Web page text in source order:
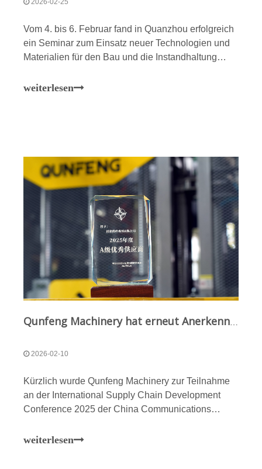
2026-02-25
Vom 4. bis 6. Februar fand in Quanzhou erfolgreich
ein Seminar zum Einsatz neuer Technologien und
Materialien für den Bau und die Instandhaltung
Machinery, ein führendes Unternehmen der
weiterlesen
2026-02-10
Kürzlich wurde Qunfeng Machinery zur Teilnahme
an der International Supply Chain Development
Conference 2025 der China Communications
Konferenz brachte Vertreter führender Unternehmen
weiterlesen